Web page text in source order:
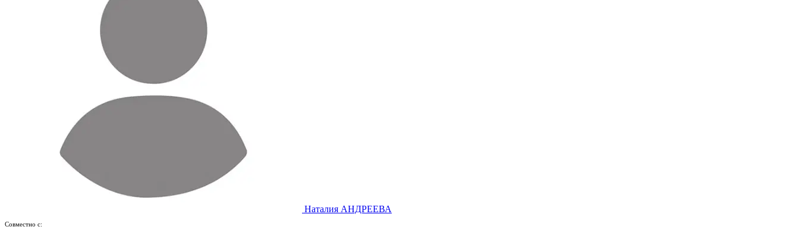
Наталия АНДРЕЕВА
Совместно с: